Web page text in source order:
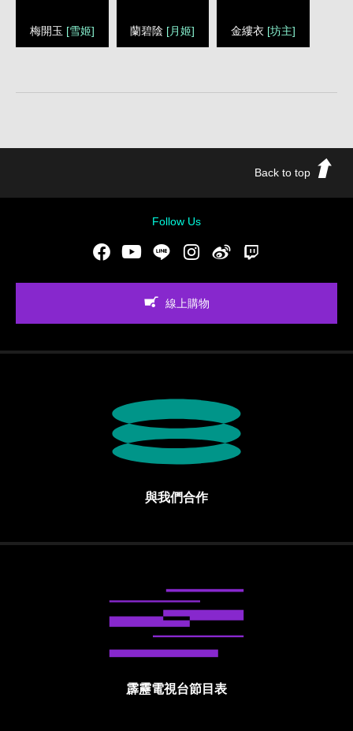
梅開玉 [雪姬] 蘭碧陰 [月姬] 金縷衣 [坊主]
Back to top
Follow Us
FacebookYoutubeLINE Instgram新浪微博
線上購物
與我們合作
霹靂電視台節目表